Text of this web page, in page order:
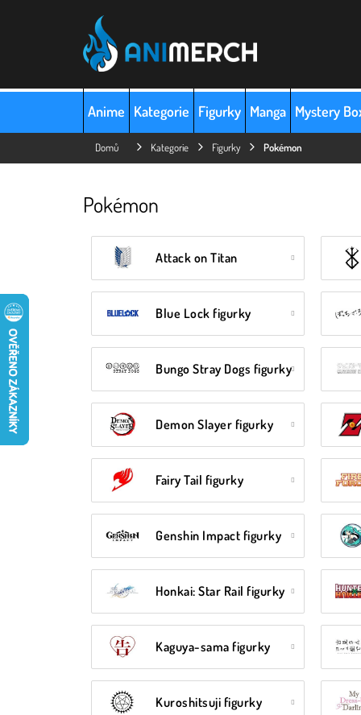
Anime Kategorie Figurky Manga Mystery
Domů Kategorie Figurky Pokémon
Pokémon
Attack on Titan
Blue Lock figurky
Bungo Stray Dogs figurky
Demon Slayer figurky
Fairy Tail figurky
Genshin Impact figurky
Honkai: Star Rail figurky
Kaguya-sama figurky
Kuroshitsuji figurky